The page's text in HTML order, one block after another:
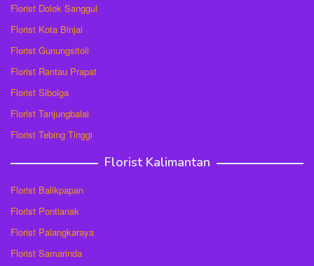
Florist Dolok Sanggul
Florist Kota Binjai
Florist Gunungsitoli
Florist Rantau Prapat
Florist Sibolga
Florist Tanjungbalai
Florist Tebing Tinggi
Florist Kalimantan
Florist Balikpapan
Florist Pontianak
Florist Palangkaraya
Florist Samarinda